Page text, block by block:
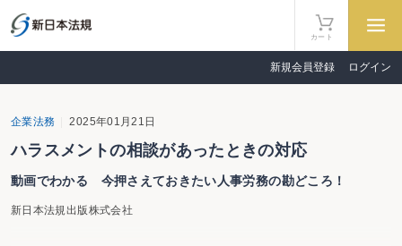
カート
新規会員登録 ログイン
企業法務 2025年01月21日
ハラスメントの相談があったときの対応
動画でわかる 今押さえておきたい人事労務の勘どころ！
新日本法規出版株式会社